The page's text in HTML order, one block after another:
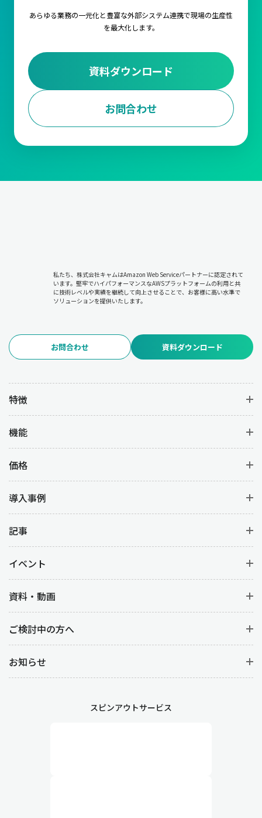
あらゆる業務の一元化と豊富な外部システム連携で現場の生産性
を最大化します。
資料ダウンロード
お問合わせ
私たち、株式会社キャムはAmazon Web Serviceパートナーに認定されて
います。堅牢でハイパフォーマンスなAWSプラットフォームの利用と共
に技術レベルや実績を継続して向上させることで、お客様に高い水準で
ソリューションを提供いたします。
お問合わせ 資料ダウンロード
特徴
機能
価格
導入事例
記事
イベント
資料・動画
ご検討中の方へ
お知らせ
スピンアウトサービス